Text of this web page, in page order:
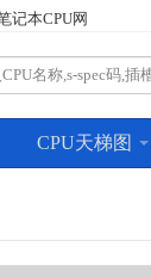
记本CPU网
CPU天梯图